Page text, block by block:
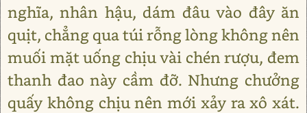
nghĩa, nhân hậu, dám đâu vào đây ăn
quịt, chẳng qua túi rỗng lòng không nên
muối mặt uống chịu vài chén rượu, đem
thanh đao này cầm đỡ. Nhưng chưởng
quấy không chịu nên mới xảy ra xô xát.